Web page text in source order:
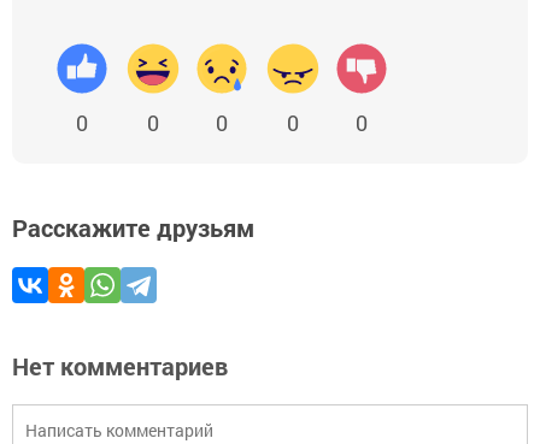
0 0 0 0 0
Расскажите друзьям
Нет комментариев